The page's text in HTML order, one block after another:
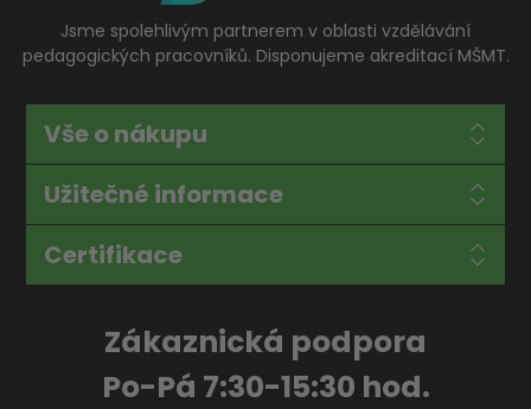
Jsme spolehlivým partnerem v oblasti vzdělávání
pedagogických pracovníků. Disponujeme akreditací MŠMT.
Vše o nákupu
Užitečné informace
Certifikace
Zákaznická podpora
Po-Pá 7:30-15:30 hod.